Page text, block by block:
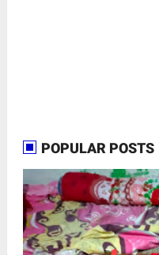
POPULAR POSTS